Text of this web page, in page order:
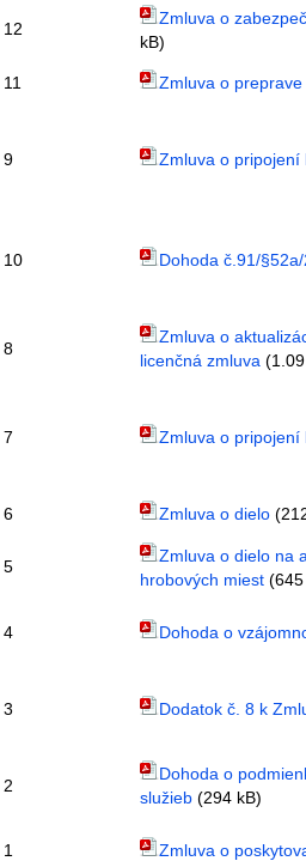
12
Zmluva o
kB)
11 Zmluva o preprave
9 Zmluva o pripojení
10 Dohoda č.91/
8
Zmluva o
licenčná zmluva
7 Zmluva o pripojení
6 Zmluva o dielo
5
Zmluva o dielo na
hrobových miest (645
4 Dohoda o
3 Dodatok č. 8 k
2
Dohoda o
služieb (294 kB)
1 Zmluva o